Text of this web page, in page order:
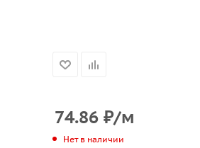
74.86 ₽/м
Нет в наличии